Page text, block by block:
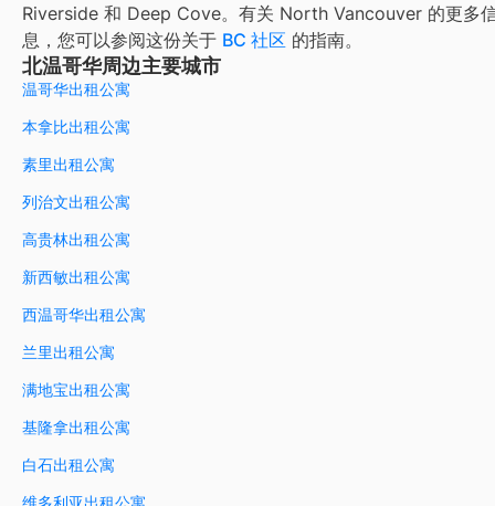
Riverside 和 Deep Cove。有关 North Vancouver 的更多
息，您可以参阅这份关于 BC 社区 的指南。
北温哥华周边主要城市
温哥华出租公寓
本拿比出租公寓
素里出租公寓
列治文出租公寓
高贵林出租公寓
新西敏出租公寓
西温哥华出租公寓
兰里出租公寓
满地宝出租公寓
基隆拿出租公寓
白石出租公寓
维多利亚出租公寓